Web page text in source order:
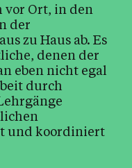
vor Ort, in den
der
zu Haus ab. Es
denen der
eben nicht egal
durch
und koordiniert